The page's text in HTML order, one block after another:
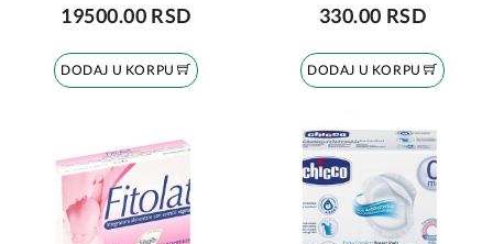
19500.00 RSD
DODAJ U KORPU
330.00 RSD
DODAJ U KORPU